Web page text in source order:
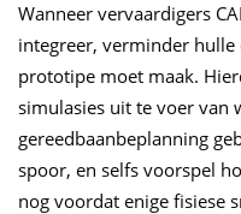
Wanneer vervaardigers
integreer, verminder
prototipe moet maak.
simulasies uit te voer van
gereedbaanbeplanning
spoor, en selfs voorspel
nog voordat enige fisiese